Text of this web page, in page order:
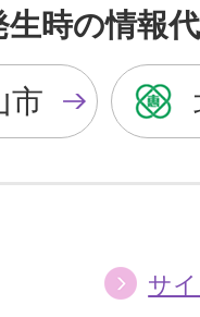
を
黒
色
に
を
青
色
に
生時の情報
市
サ